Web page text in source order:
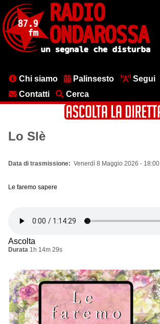
contenuto
principale
MenuChi siamo Palinsesto Segui
Contatti
Cerca
Lo Slè
Data di trasmissione Venerdì 8 Maggio 2026 - 18:00
Le faremo sapere
Ascolta
Durata 1h 14m 29s